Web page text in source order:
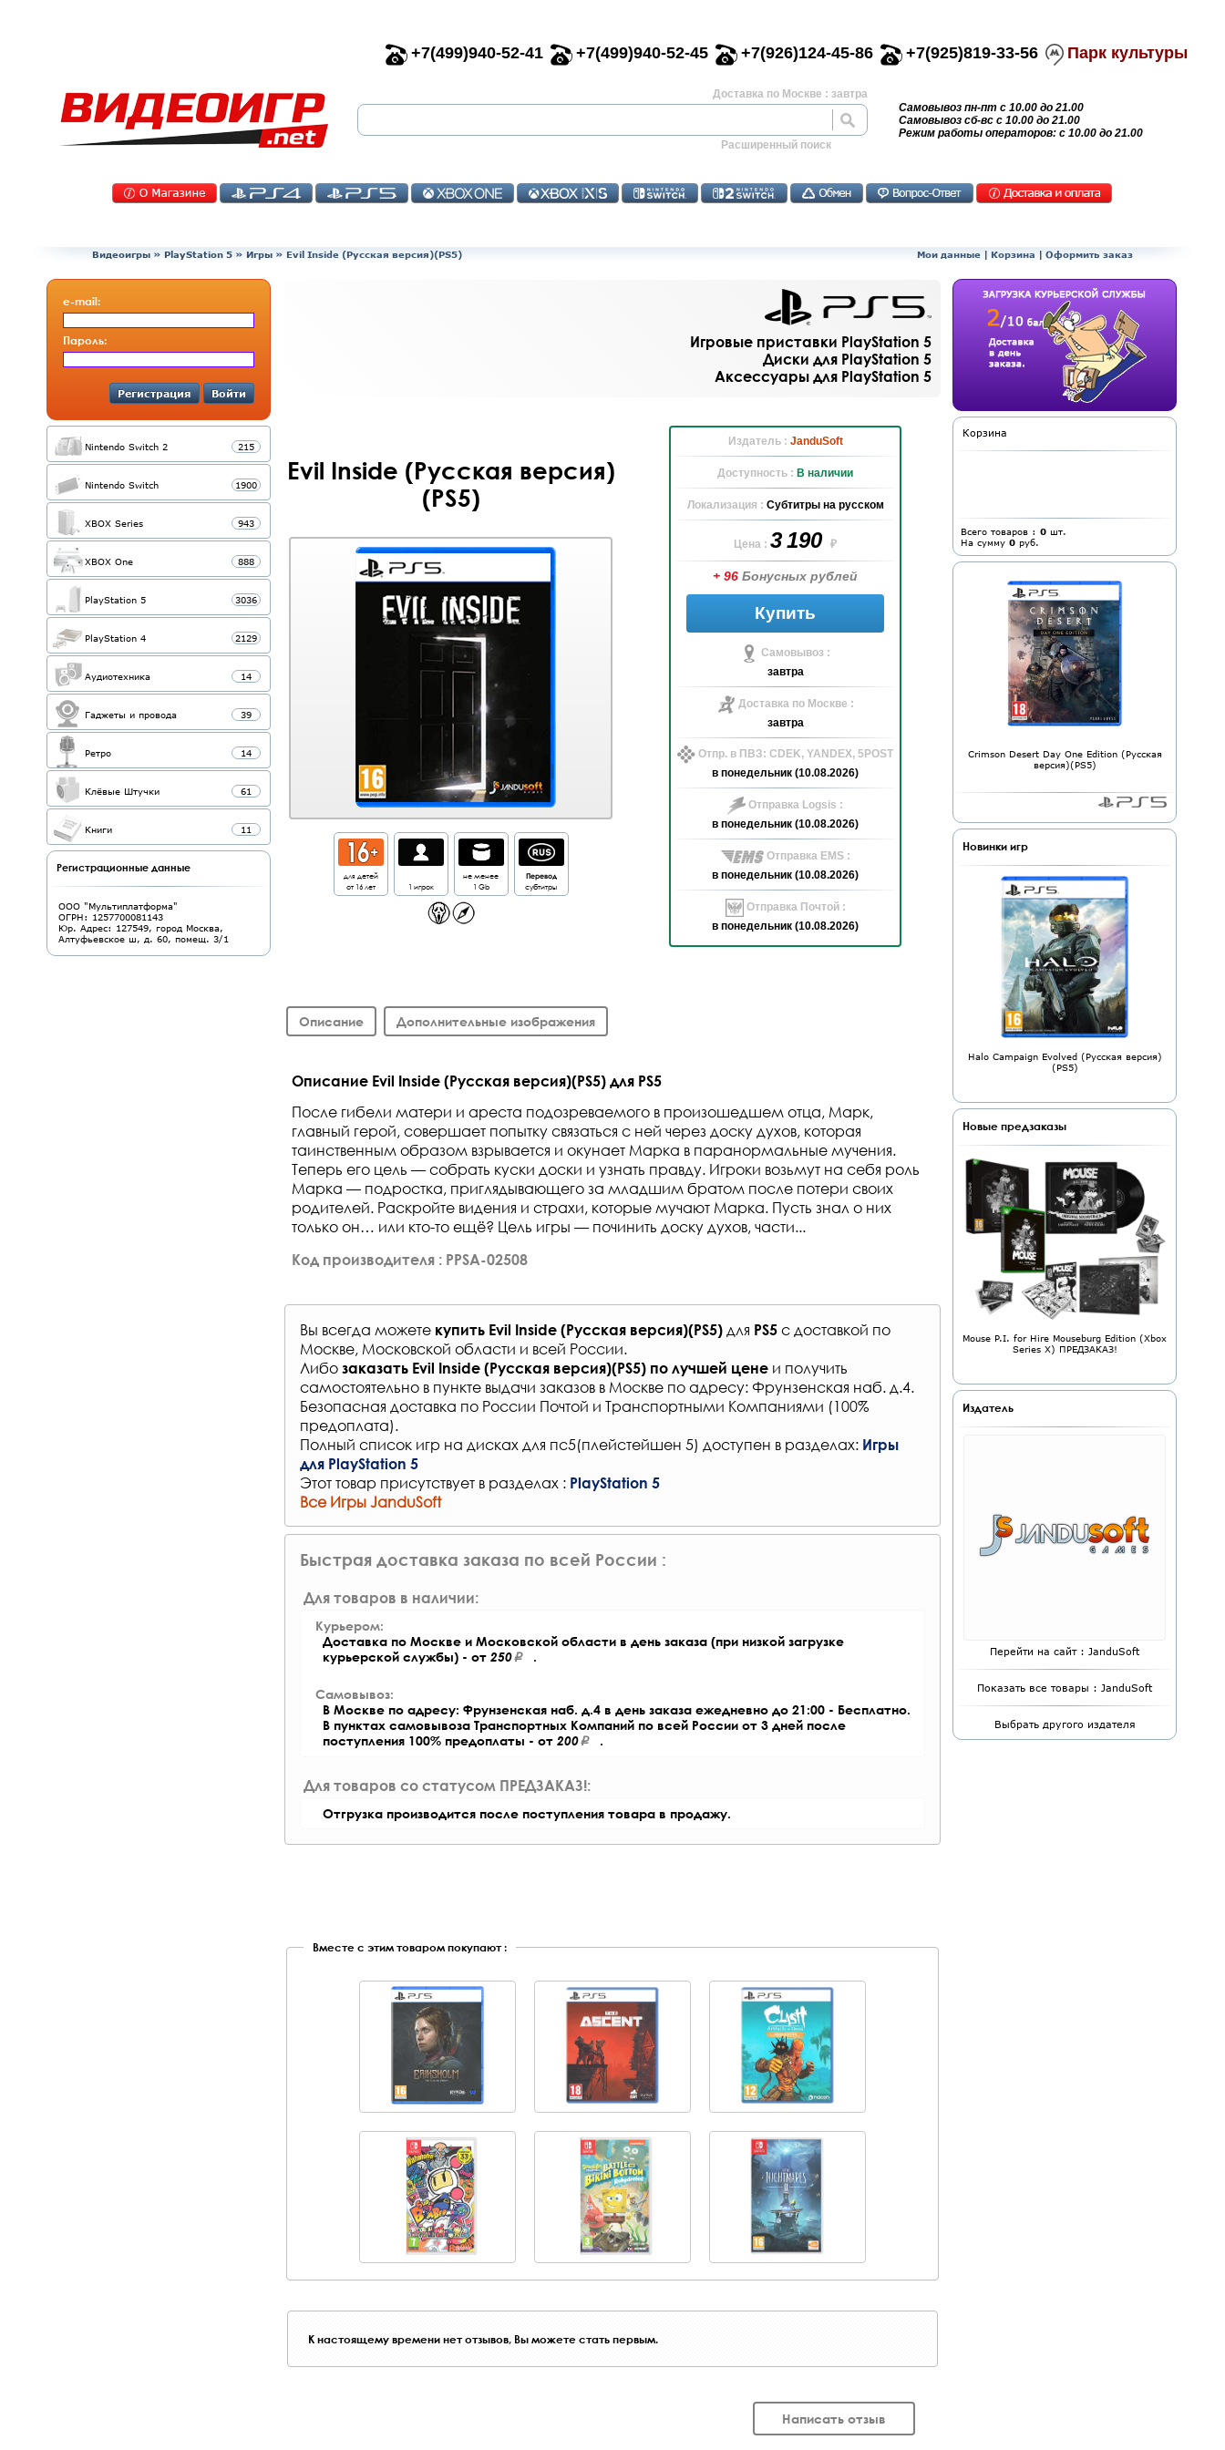
+7(499)940-52-41 +7(499)940-52-45 +7(926)124-45-86 +7(925)819-33-56 Парк культуры
Доставка по Москве : завтра
Расширенный поиск
Самовывоз пн-пт с 10.00 до 21.00
Самовывоз сб-вс с 10.00 до 21.00
Режим работы операторов: с 10.00 до 21.00
Видеоигры » PlayStation 5 » Игры » Evil Inside (Русская версия)(PS5) Мои данные | Корзина | Оформить заказ
e-mail:
Пароль:
Регистрация Войти
Nintendo Switch 2 215
Nintendo Switch 1900
XBOX Series 943
XBOX One 888
PlayStation 5 3036
PlayStation 4 2129
Аудиотехника 14
Гаджеты и провода 39
Ретро 14
Клёвые Штучки 61
Книги 11
Регистрационные данные
ООО "Мультиплатформа"
ОГРН: 1257700081143
Юр. Адрес: 127549, город Москва,
Алтуфьевское ш, д. 60, помещ. 3/1
Игровые приставки PlayStation 5
Диски для PlayStation 5
Аксессуары для PlayStation 5
Evil Inside (Русская версия)
(PS5)
для детей
от 16 лет
1 игрок
не менее
1 Gb
Перевод
субтитры
Издатель : JanduSoft
Доступность : В наличии
Локализация : Субтитры на русском
Цена : 3 190 ₽
+ 96 Бонусных рублей
Купить
Самовывоз :
завтра
Доставка по Москве :
завтра
Отпр. в ПВЗ: CDEK, YANDEX, 5POST
в понедельник (10.08.2026)
Отправка Logsis :
в понедельник (10.08.2026)
Отправка EMS :
в понедельник (10.08.2026)
Отправка Почтой :
в понедельник (10.08.2026)
Описание Дополнительные изображения
Описание Evil Inside (Русская версия)(PS5) для PS5
После гибели матери и ареста подозреваемого в произошедшем отца, Марк,
главный герой, совершает попытку связаться с ней через доску духов, которая
таинственным образом взрывается и окунает Марка в паранормальные мучения.
Теперь его цель — собрать куски доски и узнать правду. Игроки возьмут на себя роль
Марка — подростка, приглядывающего за младшим братом после потери своих
родителей. Раскройте видения и страхи, которые мучают Марка. Пусть знал о них
только он… или кто-то ещё? Цель игры — починить доску духов, части...
Код производителя : PPSA-02508
Вы всегда можете купить Evil Inside (Русская версия)(PS5) для PS5 с доставкой по
Москве, Московской области и всей России.
Либо заказать Evil Inside (Русская версия)(PS5) по лучшей цене и получить
самостоятельно в пункте выдачи заказов в Москве по адресу: Фрунзенская наб. д.4.
Безопасная доставка по России Почтой и Транспортными Компаниями (100%
предоплата).
Полный список игр на дисках для пс5(плейстейшен 5) доступен в разделах: Игры
для PlayStation 5
Этот товар присутствует в разделах : PlayStation 5
Все Игры JanduSoft
Быстрая доставка заказа по всей России :
Для товаров в наличии:
Курьером:
Доставка по Москве и Московской области в день заказа (при низкой загрузке
курьерской службы) - от 250 .
Самовывоз:
В Москве по адресу: Фрунзенская наб. д.4 в день заказа ежедневно до 21:00 - Бесплатно.
В пунктах самовывоза Транспортных Компаний по всей России от 3 дней после
поступления 100% предоплаты - от 200 .
Для товаров со статусом ПРЕДЗАКАЗ!:
Отгрузка производится после поступления товара в продажу.
Вместе с этим товаром покупают :
К настоящему времени нет отзывов, Вы можете стать первым.
Написать отзыв
Корзина
Всего товаров : 0 шт.
На сумму 0 руб.
Crimson Desert Day One Edition (Русская
версия)(PS5)
Новинки игр
Halo Campaign Evolved (Русская версия)
(PS5)
Новые предзаказы
Mouse P.I. for Hire Mouseburg Edition (Xbox
Series X) ПРЕДЗАКАЗ!
Издатель
Перейти на сайт : JanduSoft
Показать все товары : JanduSoft
Выбрать другого издателя